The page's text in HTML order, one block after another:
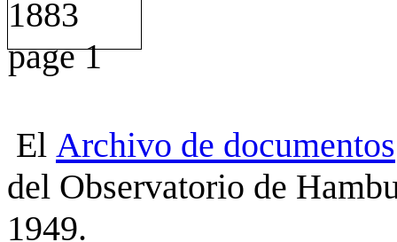
El Archivo de documentos
del Observatorio de
1949.